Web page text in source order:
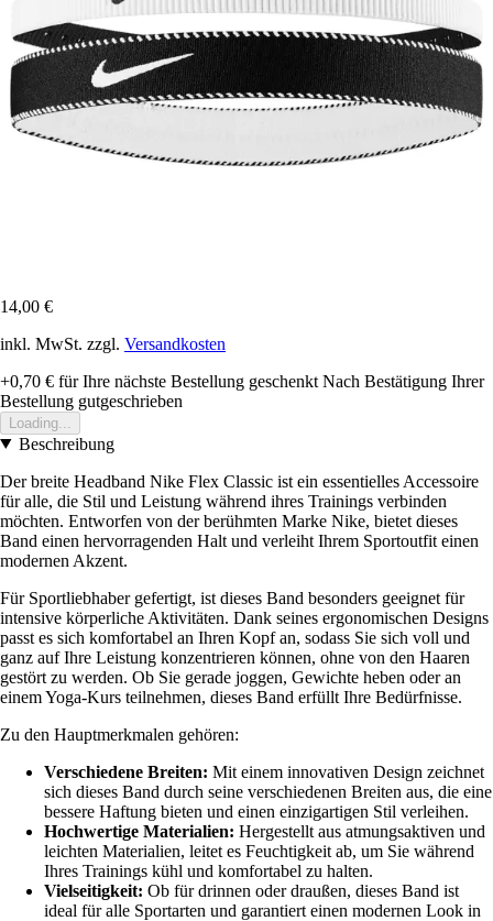
14,00 €
inkl. MwSt. zzgl. Versandkosten
+0,70 € für Ihre nächste Bestellung geschenkt Nach Bestätigung Ihrer
Bestellung gutgeschrieben
Loading...
Beschreibung
Der breite Headband Nike Flex Classic ist ein essentielles Accessoire
für alle, die Stil und Leistung während ihres Trainings verbinden
möchten. Entworfen von der berühmten Marke Nike, bietet dieses
Band einen hervorragenden Halt und verleiht Ihrem Sportoutfit einen
modernen Akzent.
Für Sportliebhaber gefertigt, ist dieses Band besonders geeignet für
intensive körperliche Aktivitäten. Dank seines ergonomischen Designs
passt es sich komfortabel an Ihren Kopf an, sodass Sie sich voll und
ganz auf Ihre Leistung konzentrieren können, ohne von den Haaren
gestört zu werden. Ob Sie gerade joggen, Gewichte heben oder an
einem Yoga-Kurs teilnehmen, dieses Band erfüllt Ihre Bedürfnisse.
Zu den Hauptmerkmalen gehören:
Verschiedene Breiten: Mit einem innovativen Design zeichnet
sich dieses Band durch seine verschiedenen Breiten aus, die eine
bessere Haftung bieten und einen einzigartigen Stil verleihen.
Hochwertige Materialien: Hergestellt aus atmungsaktiven und
leichten Materialien, leitet es Feuchtigkeit ab, um Sie während
Ihres Trainings kühl und komfortabel zu halten.
Vielseitigkeit: Ob für drinnen oder draußen, dieses Band ist
ideal für alle Sportarten und garantiert einen modernen Look in